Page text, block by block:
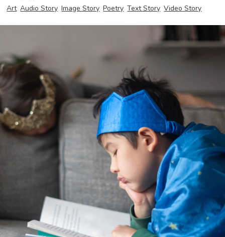
Art Audio Story Image Story Poetry Text Story Video Story